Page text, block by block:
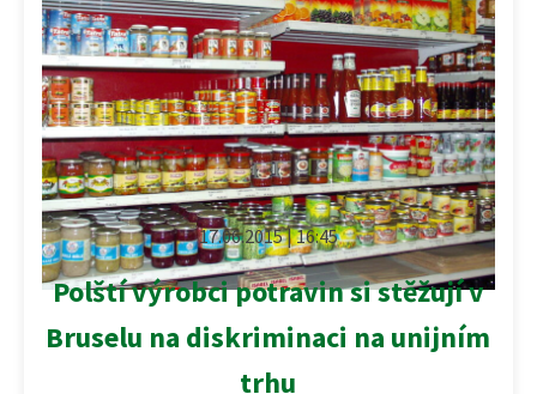
17.06.2015 | 16:45
Polští výrobci potravin si stěžují v
Bruselu na diskriminaci na unijním
trhu